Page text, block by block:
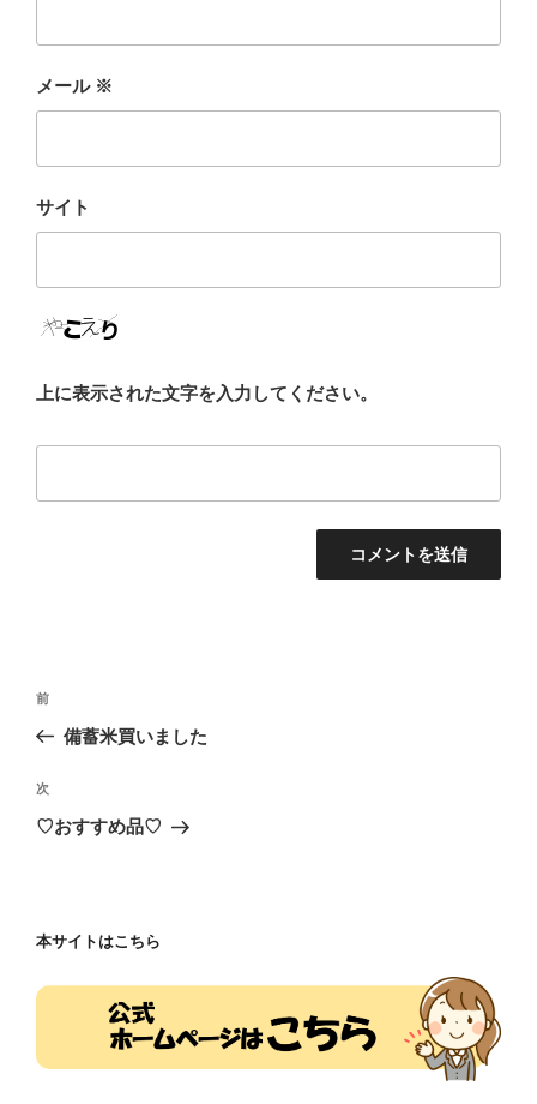
メール ※
サイト
上に表示された文字を入力してください。
投
ビ
ゲ
ン
前
の
稿
前
備蓄米買いました
次
の
次
♡おすすめ品♡
本サイトはこちら